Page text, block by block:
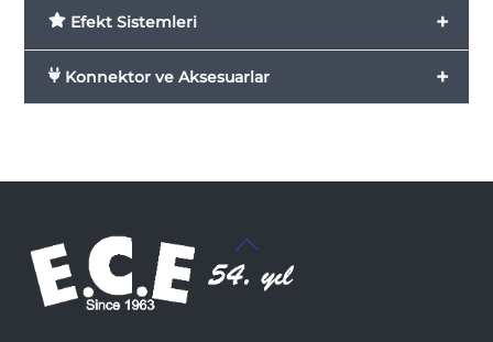
+
Efekt Sistemleri
+
Konnektor ve Aksesuarlar
Back
Top